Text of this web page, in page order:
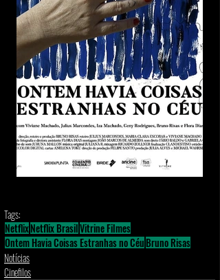
Tags:
NetflixNetflix BrasilVitrine Filmes
Ontem Havia Coisas Estranhas no CéuBruno Risas
Notícias
Cinefilos